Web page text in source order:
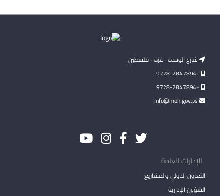
شارع الوحدة - غزة - فلسطين
+9728-2847894
+9728-2847894
الإدارات العامة
التعاون الدولي والمشاريع
الشؤون الإدارية